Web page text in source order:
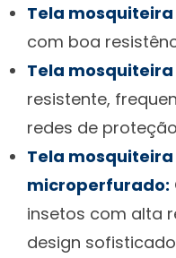
Tela mosquiteira
com boa
Tela mosquiteira
resistente,
redes de
Tela
microperfurado:
insetos com alta
design